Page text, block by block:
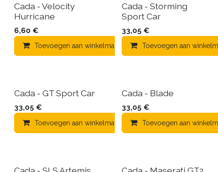
Cada - Velocity
Hurricane
6,60 €
Toevoegen aan winkelmandje Toevoegen
Cada - Storming
Sport Car
33,05 €
Toevoegen aan
Cada - GT Sport Car
33,05 €
Toevoegen aan winkelmandje Toevoegen
Cada - Blade
33,05 €
Toevoegen aan